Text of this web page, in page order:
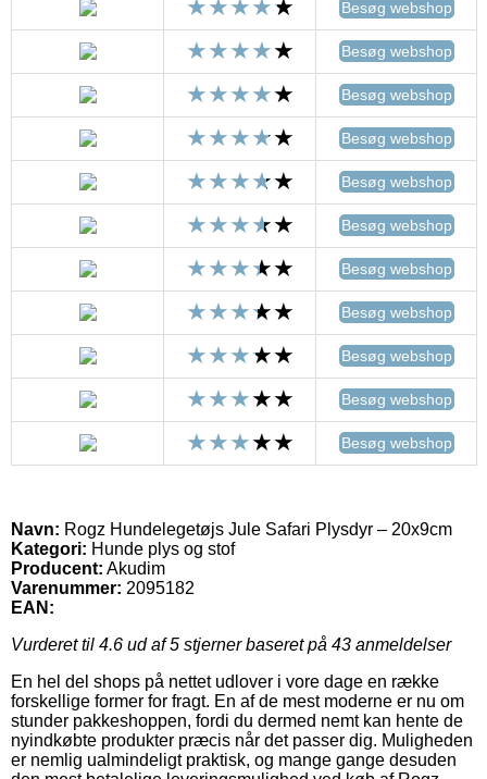
Besøg webshop
Besøg webshop
Besøg webshop
Besøg webshop
Besøg webshop
Besøg webshop
Besøg webshop
Besøg webshop
Besøg webshop
Besøg webshop
Besøg webshop
Navn: Rogz Hundelegetøjs Jule Safari Plysdyr – 20x9cm
Kategori: Hunde plys og stof
Producent: Akudim
Varenummer: 2095182
EAN:
Vurderet til 4.6 ud af 5 stjerner baseret på 43 anmeldelser
En hel del shops på nettet udlover i vore dage en række
forskellige former for fragt. En af de mest moderne er nu om
stunder pakkeshoppen, fordi du dermed nemt kan hente de
nyindkøbte produkter præcis når det passer dig. Muligheden
er nemlig ualmindeligt praktisk, og mange gange desuden